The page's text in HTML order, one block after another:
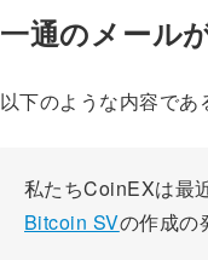
一通のメール
以下のような内容であ
私たちCoinEXは最
Bitcoin SVの作成の